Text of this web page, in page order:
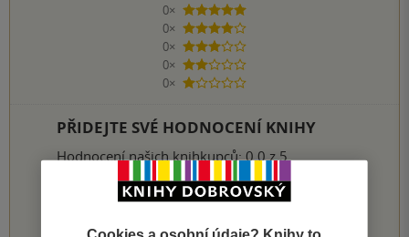
0×
5 hvězdiček
0×
4 hvězdičky
0×
3 hvězdičky
0×
2 hvězdičky
0×
1 hvezdička
PŘIDEJTE SVÉ HODNOCENÍ KNIHY
Hodnocení našich knihkupců: 0.0 z 5
1 2 3 4 5